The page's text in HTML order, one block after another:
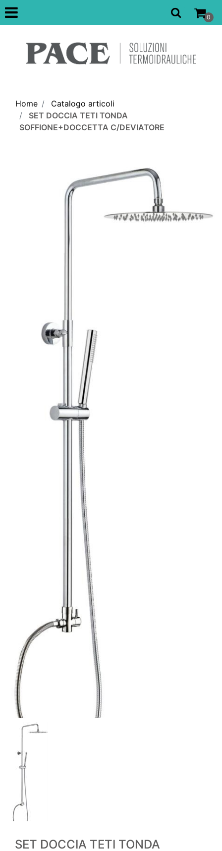
Open
0
Home
Catalogo articoli
SET DOCCIA TETI TONDA
SOFFIONE+DOCCETTA C/DEVIATORE
SET DOCCIA TETI TONDA